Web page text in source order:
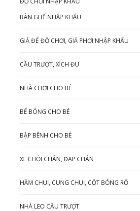
BÀN GHẾ NHẬP KHẨU
GIÁ ĐỂ ĐỒ CHƠI, GIÁ PHƠI NHẬP KHẨU
CẦU TRƯỢT, XÍCH ĐU
NHÀ CHƠI CHO BÉ
BỂ BÓNG CHO BÉ
BẬP BÊNH CHO BÉ
XE CHÒI CHÂN, ĐẠP CHÂN
HẦM CHUI, CUNG CHUI, CỘT BÓNG RỔ
NHÀ LEO CẦU TRƯỢT